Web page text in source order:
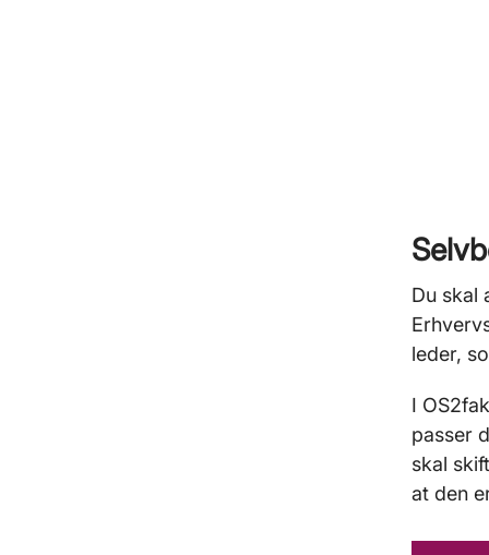
Du skal
leder,
I
passer
skal
at den